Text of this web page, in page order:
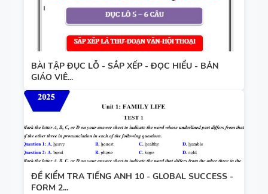
BÀI TẬP ĐỤC LỖ - SẮP XẾP - ĐỌC HIỂU - BẢN
GIÁO VIÊ...
ĐỀ KIỂM TRA TIẾNG ANH 10 - GLOBAL SUCCESS -
FORM 2...